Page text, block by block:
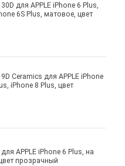
для APPLE iPhone 6 Plus,
6S Plus, матовое, цвет
Ceramics для APPLE iPhone
iPhone 8 Plus, цвет
APPLE iPhone 6 Plus, на
прозрачный